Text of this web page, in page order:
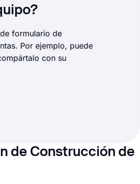
formulario de
Por ejemplo, puede
con su
de Construcción de